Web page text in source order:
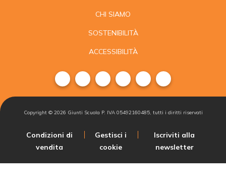
CHI SIAMO
SOSTENIBILITÀ
ACCESSIBILITÀ
Copyright © 2026 Giunti Scuola P. IVA 05492160485, tutti i diritti riservati
Condizioni di
vendita
Gestisci i
cookie
Iscriviti alla
newsletter